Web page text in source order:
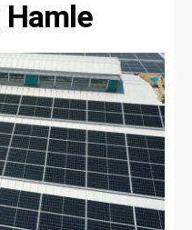
Hamle